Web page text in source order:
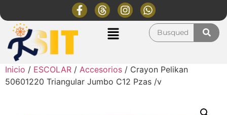
Inicio / ESCOLAR / Accesorios / Crayon Pelikan
50601220 Triangular Jumbo C12 Pzas /v